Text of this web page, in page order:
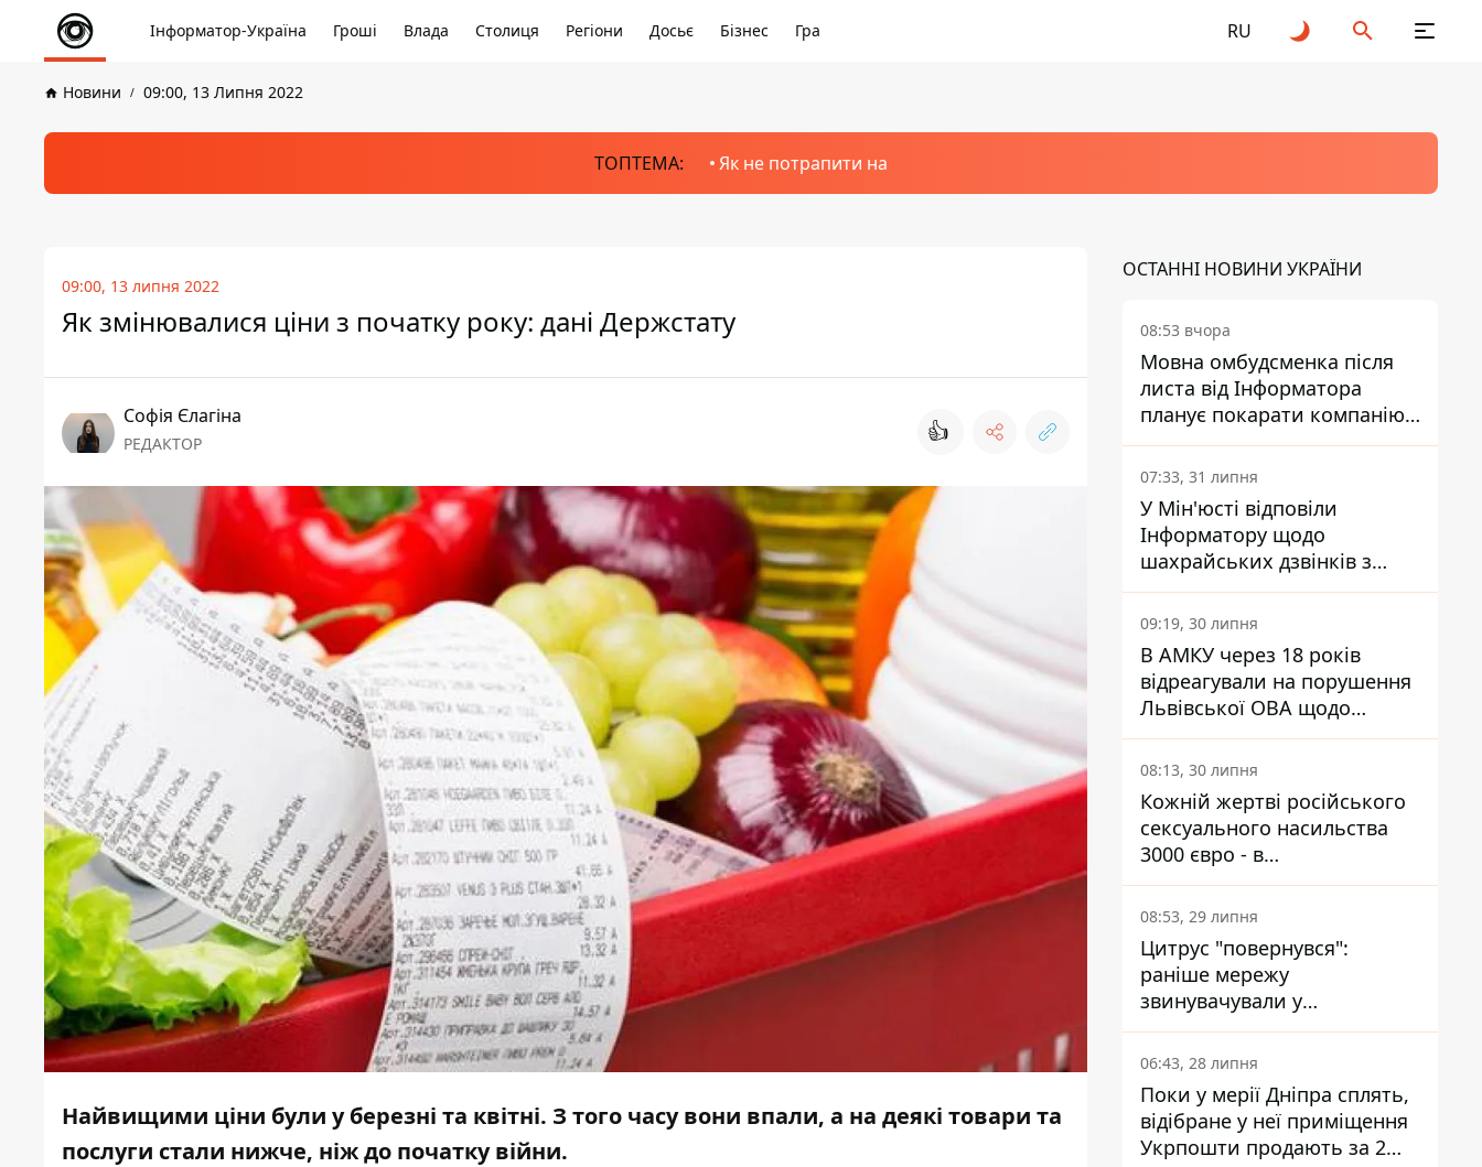
Інформатор-Україна Гроші Влада Столиця Регіони Досьє Бізнес Гра RU
Новини 09:00, 13 Липня 2022
ТОПТЕМА: Як не потрапити на
09:00, 13 липня 2022
Як змінювалися ціни з початку року: дані Держстату
Софія Єлагіна
РЕДАКТОР 👍
Найвищими ціни були у березні та квітні. З того часу вони впали, а на деякі товари та
послуги стали нижче, ніж до початку війни.
ОСТАННІ НОВИНИ УКРАЇНИ
08:53 вчора
Мовна омбудсменка після
листа від Інформатора
планує покарати компанію-
підрядника ПриватБанку
07:33, 31 липня
У Мін'юсті відповіли
Інформатору щодо
шахрайських дзвінків з
камери Сумського СІЗО так,
що ніхто нічого не зрозумів
09:19, 30 липня
В АМКУ через 18 років
відреагували на порушення
Львівської ОВА щодо
харчування у закладах
освіти
08:13, 30 липня
Кожній жертві російського
сексуального насильства
3000 євро - в
Мінсоцполітики пояснили
Інформатору, звідки на це
гроші
08:53, 29 липня
Цитрус "повернувся":
раніше мережу
звинувачували у
контрабанді техніки та
ухиленні від сплати
податків
06:43, 28 липня
Поки у мерії Дніпра сплять,
відібране у неї приміщення
Укрпошти продають за 2